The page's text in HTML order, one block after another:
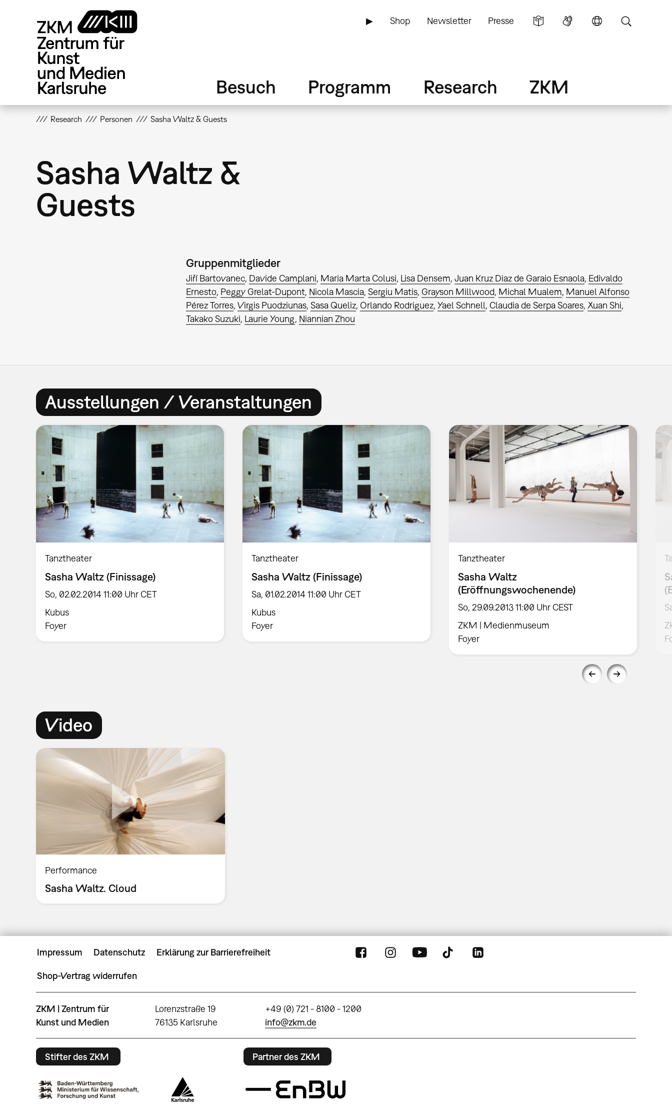
▶ Shop Newsletter Presse
Besuch Programm Research ZKM
Research Personen Sasha Waltz & Guests
Sasha Waltz &
Guests
Gruppenmitglieder
Jiří Bartovanec Davide Camplani Maria Marta Colusi Lisa Densem Juan Kruz Diaz de Garaio Esnaola Edivaldo
Ernesto Peggy Grelat-Dupont Nicola Mascia Sergiu Matis Grayson Millwood Michal Mualem Manuel Alfonso
Pérez Torres Virgis Puodziunas Sasa Queliz Orlando Rodriguez Yael Schnell Claudia de Serpa Soares Xuan Shi
Takako Suzuki Laurie Young Niannian Zhou
Ausstellungen / Veranstaltungen
Tanztheater
Sasha Waltz (Finissage)
So, 02.02.2014 11:00 Uhr CET
Kubus
Foyer
Tanztheater
Sasha Waltz (Finissage)
Sa, 01.02.2014 11:00 Uhr CET
Kubus
Foyer
Tanztheater
Sasha Waltz
(Eröffnungswochenende)
So, 29.09.2013 11:00 Uhr CEST
ZKM | Medienmuseum
Foyer
Video
Performance
Sasha Waltz. Cloud
Impressum Datenschutz Erklärung zur Barrierefreiheit
Shop-Vertrag widerrufen
ZKM | Zentrum für
Kunst und Medien
Lorenzstraße 19
76135 Karlsruhe
+49 (0) 721 - 8100 - 1200
info@zkm.de
Stifter des ZKM Partner des ZKM